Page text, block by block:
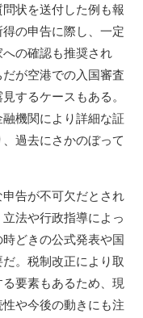
状を送付した例も報
の申告に際し、一定
の確認も推奨され
が空港での入国審査
するケースもある。
機関により詳細な証
過去にさかのぼって
告が不可欠だとされ
法や行政指導によっ
どきの公式発表や国
。税制改正により取
要素もあるため、現
や今後の動きにも注